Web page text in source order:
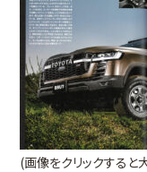
(画像をクリックすると